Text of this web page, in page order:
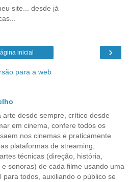
site... desde já
›
inicial
para a web
arte desde sempre, crítico desde
em cinema, confere todos os
nos cinemas e praticamente
plataformas de streaming,
técnicas (direção, história,
sonoras) de cada filme usando uma
todos, auxiliando o público se